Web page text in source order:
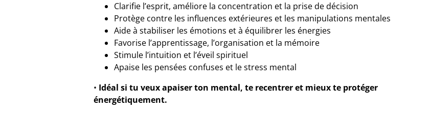
Clarifie l’esprit, améliore la concentration et la prise de décision
Protège contre les influences extérieures et les manipulations mentales
Aide à stabiliser les émotions et à équilibrer les énergies
Favorise l’apprentissage, l’organisation et la mémoire
Stimule l’intuition et l’éveil spirituel
Apaise les pensées confuses et le stress mental
• Idéal si tu veux apaiser ton mental, te recentrer et mieux te protéger
énergétiquement.